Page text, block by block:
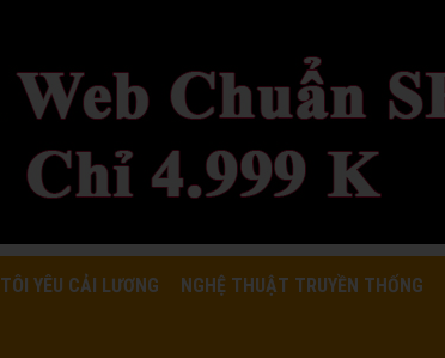
TÔI YÊU CẢI LƯƠNG NGHỆ THUẬT TRUYỀN THỐNG